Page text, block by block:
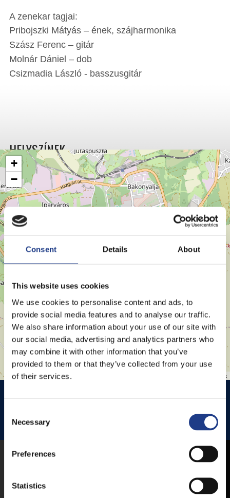
Consent Details About
This website uses cookies
We use cookies to personalise content and ads, to
provide social media features and to analyse our traffic.
We also share information about your use of our site with
our social media, advertising and analytics partners who
may combine it with other information that you’ve
provided to them or that they’ve collected from your use
of their services.
Necessary
Preferences
Statistics
A zenekar tagjai:
Pribojszki Mátyás – ének, szájharmonika
Szász Ferenc – gitár
Molnár Dániel – dob
Csizmadia László - basszusgitár
+
−
contributors
HELYSZÍNEK
JEZSUITA TEMPLOMKERT ESŐHELYSZÍNE